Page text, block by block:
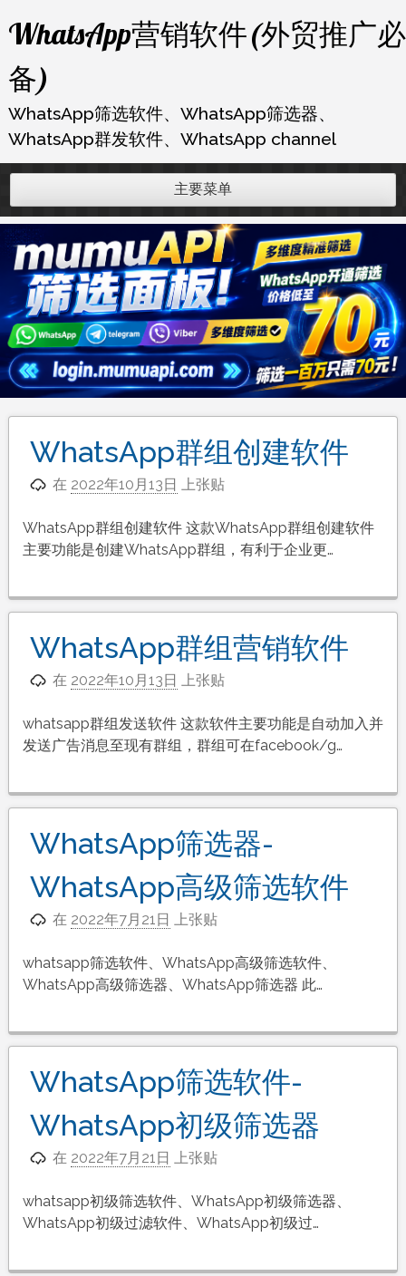
跳
容
WhatsApp营销软件(外贸推广必
备)
WhatsApp筛选软件、WhatsApp筛选器、
WhatsApp群发软件、WhatsApp channel
主要菜单
WhatsApp群组创建软件
在 2022年10月13日 上张贴
WhatsApp群组创建软件 这款WhatsApp群组创建软件
主要功能是创建WhatsApp群组，有利于企业更…
WhatsApp群组营销软件
在 2022年10月13日 上张贴
whatsapp群组发送软件 这款软件主要功能是自动加入并
发送广告消息至现有群组，群组可在facebook/g…
WhatsApp筛选器-
WhatsApp高级筛选软件
在 2022年7月21日 上张贴
whatsapp筛选软件、WhatsApp高级筛选软件、
WhatsApp高级筛选器、WhatsApp筛选器 此…
WhatsApp筛选软件-
WhatsApp初级筛选器
在 2022年7月21日 上张贴
whatsapp初级筛选软件、WhatsApp初级筛选器、
WhatsApp初级过滤软件、WhatsApp初级过…